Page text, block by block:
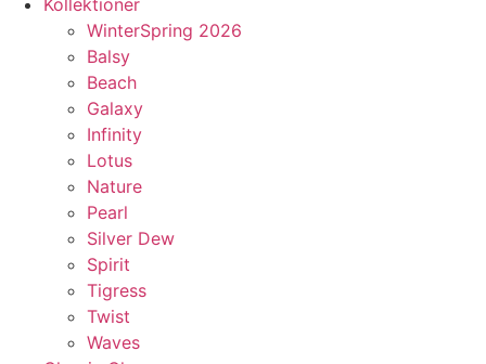
Kollektioner
WinterSpring 2026
Balsy
Beach
Galaxy
Infinity
Lotus
Nature
Pearl
Silver Dew
Spirit
Tigress
Twist
Waves